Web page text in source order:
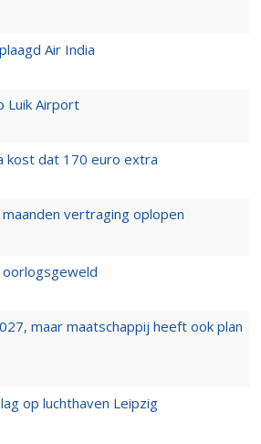
Air India
Luik Airport
kost dat 170 euro extra
vertraging oplopen
maar maatschappij heeft ook plan
op luchthaven Leipzig